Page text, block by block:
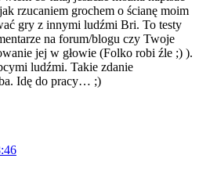
rzucaniem grochem o ścianę moim
gry z innymi ludźmi Bri. To testy
na forum/blogu czy Twoje
jej w głowie (Folko robi źle ;) ).
ludźmi. Takie zdanie
Idę do pracy… ;)